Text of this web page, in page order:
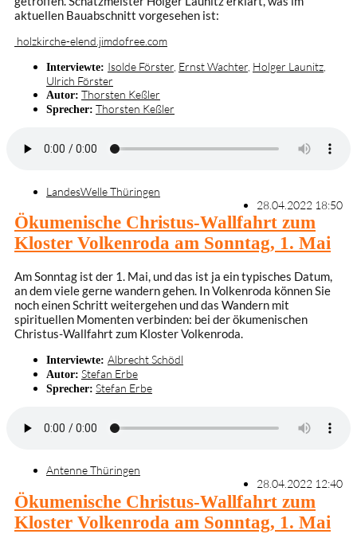
aktuellen Bauabschnitt vorgesehen ist:
holzkirche-elend.jimdofree.com
Interviewte: Isolde Förster Ernst Wachter Holger Launitz
Ulrich Förster
Autor: Thorsten Keßler
Sprecher: Thorsten Keßler
LandesWelle Thüringen
28.04.2022 18:50
Ökumenische Christus-Wallfahrt zum
Kloster Volkenroda am Sonntag, 1. Mai
Am Sonntag ist der 1. Mai, und das ist ja ein typisches Datum,
an dem viele gerne wandern gehen. In Volkenroda können Sie
noch einen Schritt weitergehen und das Wandern mit
spirituellen Momenten verbinden: bei der ökumenischen
Christus-Wallfahrt zum Kloster Volkenroda.
Interviewte: Albrecht Schödl
Autor: Stefan Erbe
Sprecher: Stefan Erbe
Antenne Thüringen
28.04.2022 12:40
Ökumenische Christus-Wallfahrt zum
Kloster Volkenroda am Sonntag, 1. Mai